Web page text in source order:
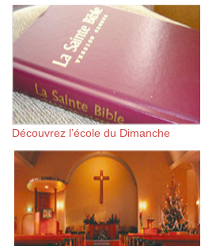
Découvrez l’école du Dimanche